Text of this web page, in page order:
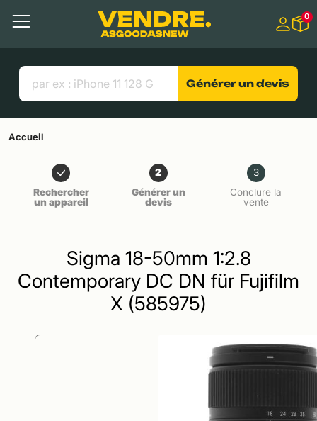
Contenu principal
Menu
Liens utiles
0
Générer un devis
Accueil
Rechercher
un appareil
2
Générer un
devis
3
Conclure la
vente
Sigma 18-50mm 1:2.8
Contemporary DC DN für Fujifilm
X (585975)